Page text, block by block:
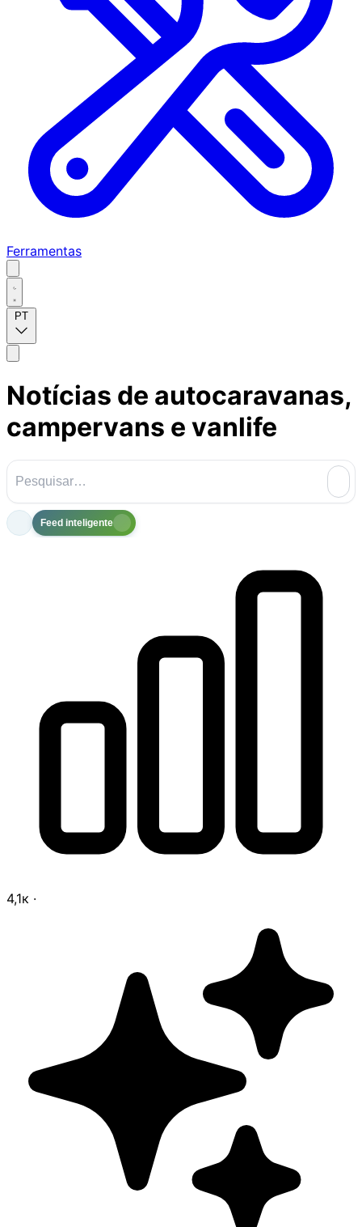
Ferramentas
PT
Notícias de autocaravanas,
campervans e vanlife
Feed inteligente
4,1к ·